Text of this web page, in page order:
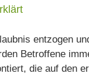
entzogen
Betroffene
die auf den